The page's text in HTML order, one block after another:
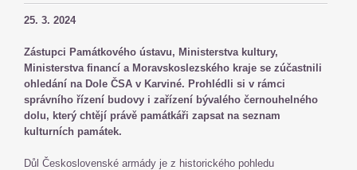
25. 3. 2024
Zástupci Památkového ústavu, Ministerstva kultury,
Ministerstva financí a Moravskoslezského kraje se zúčastnili
ohledání na Dole ČSA v Karviné. Prohlédli si v rámci
správního řízení budovy i zařízení bývalého černouhelného
dolu, který chtějí právě památkáři zapsat na seznam
kulturních památek.
Důl Československé armády je z historického pohledu